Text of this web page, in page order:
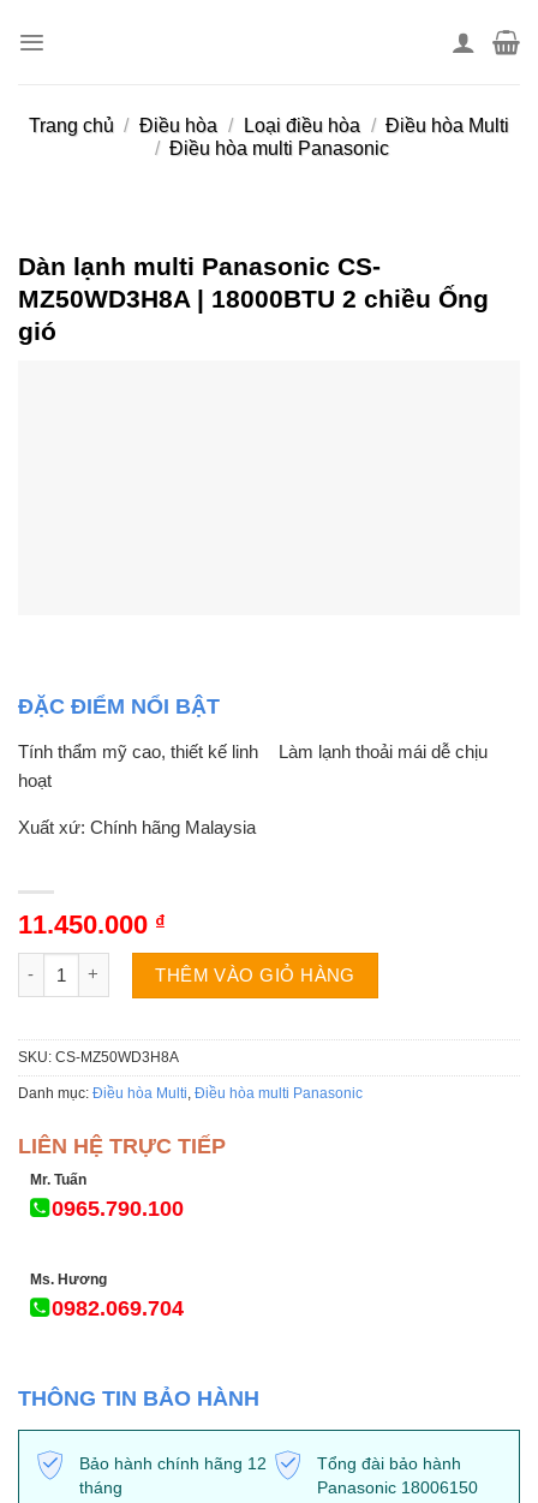
Trang chủ / Điều hòa / Loại điều hòa / Điều hòa Multi
/ Điều hòa multi Panasonic
Dàn lạnh multi Panasonic CS-
MZ50WD3H8A | 18000BTU 2 chiều Ống
gió
ĐẶC ĐIỂM NỔI BẬT
Tính thẩm mỹ cao, thiết kế linh
hoạt
Làm lạnh thoải mái dễ chịu
Xuất xứ: Chính hãng Malaysia
11.450.000 ₫
Dàn lạnh multi Panasonic CS-MZ50WD3H8A | 18000BTU 2
THÊM VÀO GIỎ HÀNG
SKU: CS-MZ50WD3H8A
Danh mục: Điều hòa Multi, Điều hòa multi Panasonic
LIÊN HỆ TRỰC TIẾP
Mr. Tuấn
0965.790.100
Ms. Hương
0982.069.704
THÔNG TIN BẢO HÀNH
Bảo hành chính hãng 12
tháng
Tổng đài bảo hành
Panasonic 18006150